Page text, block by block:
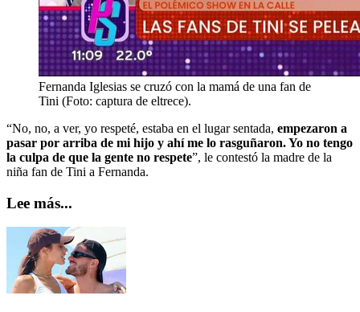
Fernanda Iglesias se cruzó con la mamá de una fan de
Tini (Foto: captura de eltrece).
“No, no, a ver, yo respeté, estaba en el lugar sentada, empezaron a
pasar por arriba de mi hijo y ahí me lo rasguñaron. Yo no tengo
la culpa de que la gente no respete”, le contestó la madre de la
niña fan de Tini a Fernanda.
Lee más...